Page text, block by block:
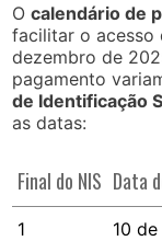
Ocalendário de
facilitar o acesso
dezembro de
pagamento
de Identificação
as datas:
Final do NIS Data
1 10